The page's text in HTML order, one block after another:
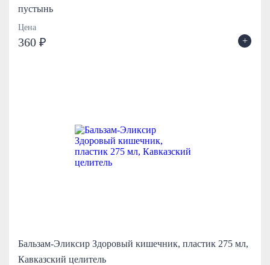
пустынь
Цена
360 ₽ +
Бальзам-Эликсир Здоровый кишечник, пластик 275 мл,
Кавказский целитель